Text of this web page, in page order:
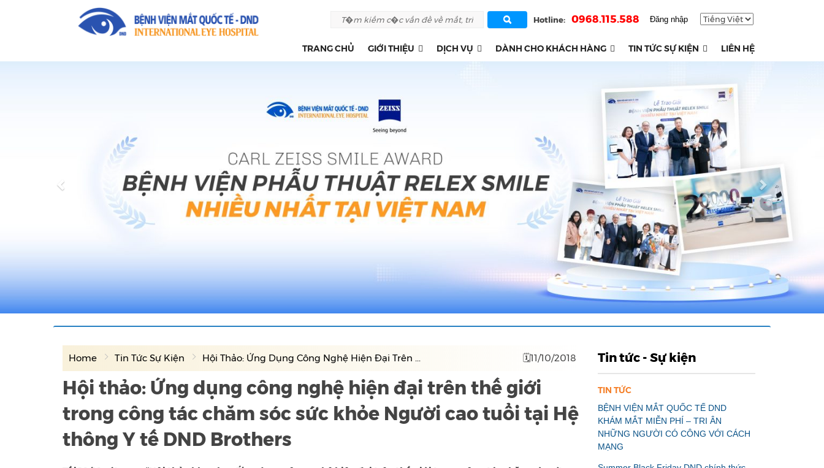
Đăng nhập
Hotline: 0968.115.588
TRANG CHỦ GIỚI THIỆU DỊCH VỤ DÀNH CHO KHÁCH HÀNG TIN TỨC SỰ KIỆN LIÊN HỆ
Home Tin Tức Sự Kiện Hội Thảo: Ứng Dụng Công Nghệ Hiện Đại Trên ... 🗓11/10/2018
Hội thảo: Ứng dụng công nghệ hiện đại trên thế giới
trong công tác chăm sóc sức khỏe Người cao tuổi tại Hệ
thông Y tế DND Brothers
Tin tức - Sự kiện
TIN TỨC
BỆNH VIỆN MẮT QUỐC TẾ DND
KHÁM MẮT MIỄN PHÍ – TRI ÂN
NHỮNG NGƯỜI CÓ CÔNG VỚI CÁCH
MẠNG